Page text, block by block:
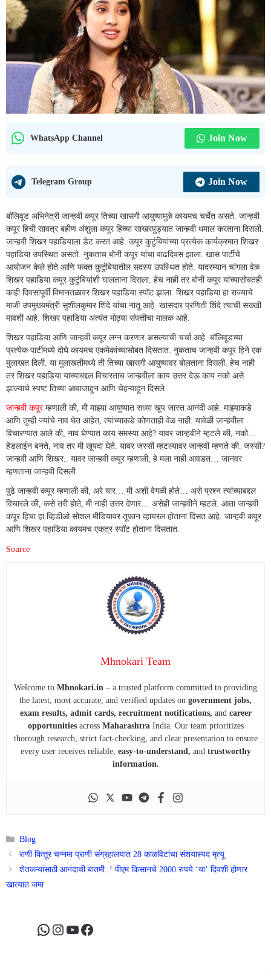
WhatsApp Channel Join Now
Telegram Group Join Now
बॉलिवूड अभिनेत्री जान्हवी कपूर तिच्या खासगी आयुष्यामुळे कायमच चर्चेत असते. जान्हवी
कपूर हिची सावत्र बहीण अंशुला कपूर हिच्या साखरपुड्यात जान्हवी धमाल करताना दिसली.
जान्हवी शिखर पहाडियाला डेट करत आहे. कपूर कुटुंबियांच्या प्रत्येक कार्यक्रमात शिखर
पहाडिया उपस्थित असतो. नुकताच बोनी कपूर यांचा वाढदिवस झाला. खास पार्टीचे
आयोजन केले होते आणि फक्त कुटुंबियातील सदस्य उपस्थित होते. यादरम्यान चांगला वेळ
शिखर पहाडिया कपूर कुटुंबियांशी घालताना दिसला. हेच नाही तर बोनी कपूर यांच्यासोबतही
काही दिवसांपूर्वी विमानतळावर शिखर पहाडिया स्पॉट झाला. शिखर पहाडिया हा राज्याचे
माजी उपमुख्यमंत्री सुशीलकुमार शिंदे यांचा नातू आहे. खासदार प्रणिती शिंदे त्याची सख्खी
मावशी आहे. शिखर पहाडिया अत्यंत मोठ्या संपत्तीचा मालक आहे.
शिखर पहाडिया आणि जान्हवी कपूर लग्न करणार असल्याची चर्चा आहे. बॉलिवूडच्या
प्रत्येक पार्टीमध्ये दोघे कायमच एकमेकांच्यासोबत दिसतात. नुकताच जान्हवी कपूर हिने एक
मुलाखत दिली. या मुलाखतीमध्ये ती तिच्या खासगी आयुष्यावर बोलताना दिसली. हेच नाही
तर शिखर पहाडिया याच्याबद्दल विचारताच जान्हवीला काय उत्तर देऊ काय नको असे
झाल्याचे स्पष्ट तिच्या आवाजाहून आणि चेहऱ्याहून दिसले.
जान्हवी कपूरम्हणाली की, मी माझ्या आयुष्यात सध्या खूप जास्त आनंदी आहे. माझ्याकडे
आणि तुम्ही ज्यांचे नाव घेत आहेत, त्यांच्याकडे कोणताही वेळ नाही. यावेळी जान्हवीला
विचारण्यात आले की, नाव घेण्यात काय समस्या आहे? यावर जान्हवीने म्हटले की, नको…
हेडलाईन बनते, नाव तर मी खूपदा घेते. यावर जस्सी म्हटल्यावर जान्हवी म्हणते की. जस्सी?
जान्हवी आणि शिखर.. यावर जान्हवी कपूर म्हणाली, हे मला नाही आवडत… जानवर
म्हणताना जान्हवी दिसली.
पुढे जान्हवी कपूर म्हणाली की, अरे यार… मी अशी वेगळी होते… असे प्रश्न त्यांच्याबद्दल
विचारले की, कसे तरी होते, मी नाही उत्तर देणार… असेही जान्हवीने म्हटले. आता जान्हवी
कपूर हिचा हा व्हिडीओ सोशल मीडियावर तूफान व्हायरल होताना दिसत आहे. जान्हवी कपूर
आणि शिखर पहाडिया कायमच एकत्र स्पॉट होताना दिसतात.
Source
Mhnokari Team
Welcome to Mhnokari.in – a trusted platform committed to providing
the latest, most accurate, and verified updates on government jobs,
exam results, admit cards, recruitment notifications, and career
opportunitiesacross MaharashtraIndia. Our team prioritizes
thorough research, strict fact-checking, and clear presentation to ensure
every user receives reliable, easy-to-understand, and trustworthy
information.
Categories
Blog
राणी कित्तूर चन्नमा प्राणी संग्रहालयात 28 काळविटांचा संशयास्पद मृत्यू
शेतकऱ्यांसाठी आनंदाची बातमी..! पीएम किसानचे 2000 रुपये ‘या’ दिवशी होणार
खात्यात जमा
WhatsApp
Instagram
YouTube
Facebook